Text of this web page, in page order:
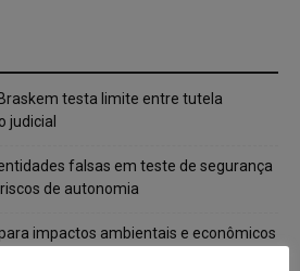
testa limite entre tutela
judicial
falsas em teste de segurança
de autonomia
impactos ambientais e econômicos